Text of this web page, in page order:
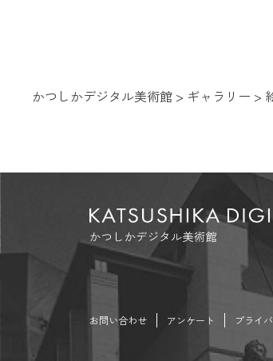
かつしかデジタル美術館 > ギャラリー >
お問い合わせ アンケート プライ